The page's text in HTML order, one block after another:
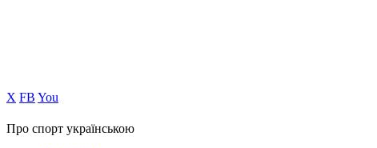
Х FB You
Про спорт українською